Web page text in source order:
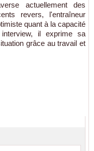
actuellement des
revers, l'entraîneur
quant à la capacité
il exprime sa
grâce au travail et